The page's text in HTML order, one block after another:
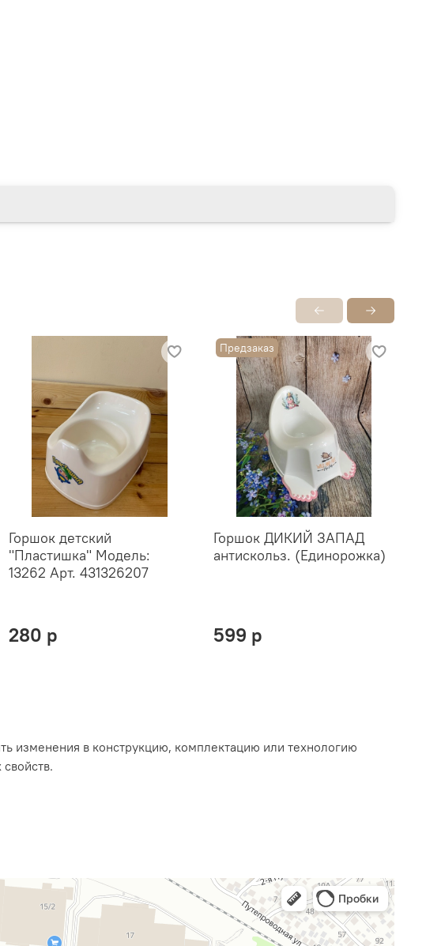
Горшок детский
"Пластишка" Модель:
13262 Арт. 431326207
280 р
Предзаказ
Горшок ДИКИЙ ЗАПАД
антискольз. (Единорожка)
599 р
изменения в конструкцию, комплектацию или технологию